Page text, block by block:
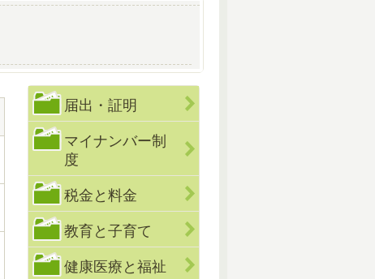
届出・証明
マイナンバー制
度
税金と料金
教育と子育て
健康医療と福祉